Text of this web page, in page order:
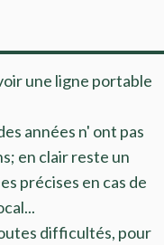
une ligne portable
années n' ont pas
en clair reste un
précises en cas de
difficultés, pour